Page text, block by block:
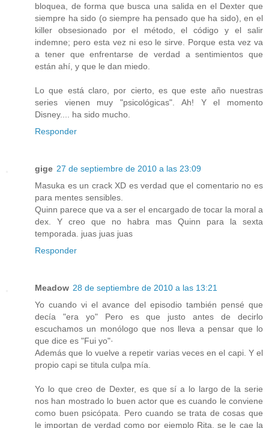
bloquea, de forma que busca una salida en el Dexter que
siempre ha sido (o siempre ha pensado que ha sido), en el
killer obsesionado por el método, el código y el salir
indemne; pero esta vez ni eso le sirve. Porque esta vez va
a tener que enfrentarse de verdad a sentimientos que
están ahí, y que le dan miedo.
Lo que está claro, por cierto, es que este año nuestras
series vienen muy "psicológicas". Ah! Y el momento
Disney.... ha sido mucho.
Responder
gige 27 de septiembre de 2010 a las 23:09
Masuka es un crack XD es verdad que el comentario no es
para mentes sensibles.
Quinn parece que va a ser el encargado de tocar la moral a
dex. Y creo que no habra mas Quinn para la sexta
temporada. juas juas juas
Responder
Meadow 28 de septiembre de 2010 a las 13:21
Yo cuando vi el avance del episodio también pensé que
decía "era yo" Pero es que justo antes de decirlo
escuchamos un monólogo que nos lleva a pensar que lo
que dice es "Fui yo"·
Además que lo vuelve a repetir varias veces en el capi. Y el
propio capi se titula culpa mía.
Yo lo que creo de Dexter, es que sí a lo largo de la serie
nos han mostrado lo buen actor que es cuando le conviene
como buen psicópata. Pero cuando se trata de cosas que
le importan de verdad como por ejemplo Rita, se le cae la